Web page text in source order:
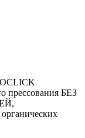
прессования БЕЗ